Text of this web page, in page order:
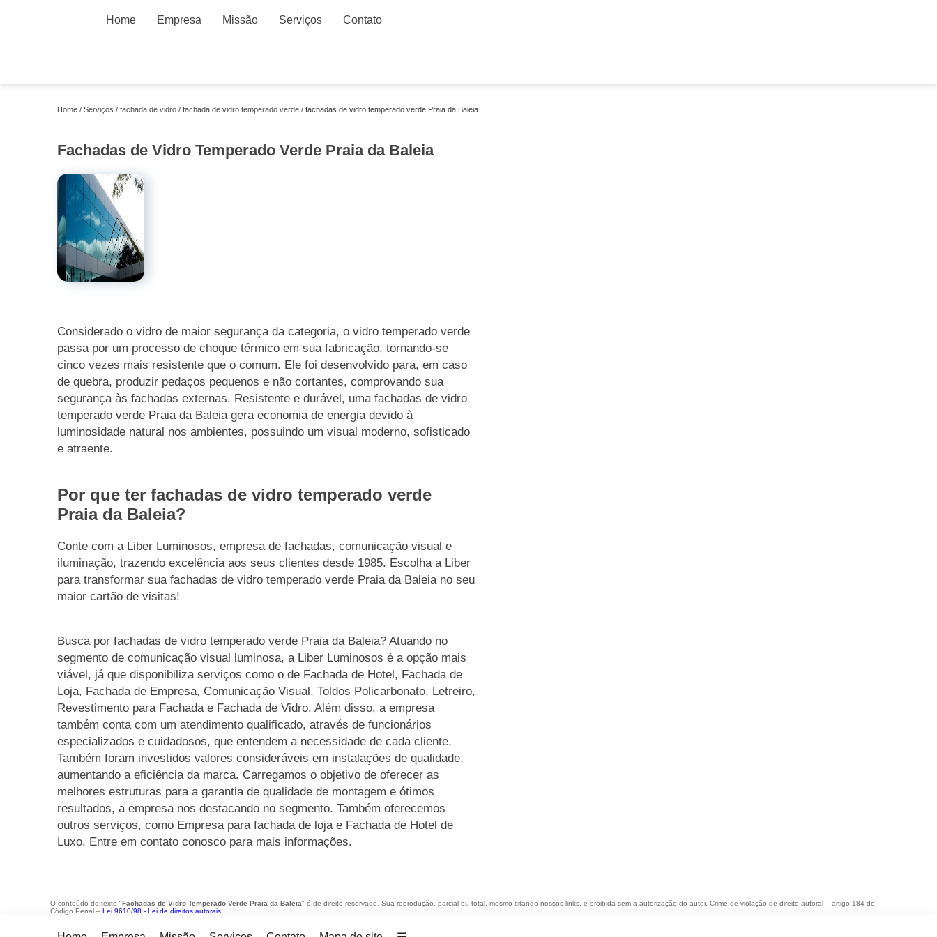
Home Empresa Missão Serviços Contato
Home Serviços fachada de vidro fachada de vidro temperado verde fachadas de vidro temperado verde Praia da Baleia
Fachadas de Vidro Temperado Verde Praia da Baleia
Considerado o vidro de maior segurança da categoria, o vidro temperado verde
passa por um processo de choque térmico em sua fabricação, tornando-se
cinco vezes mais resistente que o comum. Ele foi desenvolvido para, em caso
de quebra, produzir pedaços pequenos e não cortantes, comprovando sua
segurança às fachadas externas. Resistente e durável, uma fachadas de vidro
temperado verde Praia da Baleia gera economia de energia devido à
luminosidade natural nos ambientes, possuindo um visual moderno, sofisticado
e atraente.
Por que ter fachadas de vidro temperado verde
Praia da Baleia?
Conte com a Liber Luminosos, empresa de fachadas, comunicação visual e
iluminação, trazendo excelência aos seus clientes desde 1985. Escolha a Liber
para transformar sua fachadas de vidro temperado verde Praia da Baleia no seu
maior cartão de visitas!
Busca por fachadas de vidro temperado verde Praia da Baleia? Atuando no
segmento de comunicação visual luminosa, a Liber Luminosos é a opção mais
viável, já que disponibiliza serviços como o de Fachada de Hotel, Fachada de
Loja, Fachada de Empresa, Comunicação Visual, Toldos Policarbonato, Letreiro,
Revestimento para Fachada e Fachada de Vidro. Além disso, a empresa
também conta com um atendimento qualificado, através de funcionários
especializados e cuidadosos, que entendem a necessidade de cada cliente.
Também foram investidos valores consideráveis em instalações de qualidade,
aumentando a eficiência da marca. Carregamos o objetivo de oferecer as
melhores estruturas para a garantia de qualidade de montagem e ótimos
resultados, a empresa nos destacando no segmento. Também oferecemos
outros serviços, como Empresa para fachada de loja e Fachada de Hotel de
Luxo. Entre em contato conosco para mais informações.
O conteúdo do texto "Fachadas de Vidro Temperado Verde Praia da Baleia" é de direito reservado. Sua reprodução, parcial ou total, mesmo citando nossos links, é proibida sem a autorização do autor. Crime de violação de direito autoral – artigo 184 do
Código Penal – Lei 9610/98 - Lei de direitos autorais